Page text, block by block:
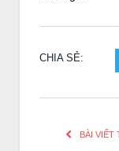
CHIA SẺ:
BÀI VIẾT